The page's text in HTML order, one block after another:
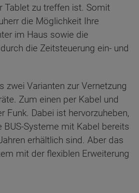
Tablet zu treffen ist. Somit
die Möglichkeit Ihre
im Haus sowie die
die Zeitsteuerung ein- und
zwei Varianten zur Vernetzung
Zum einen per Kabel und
Funk. Dabei ist hervorzuheben,
BUS-Systeme mit Kabel bereits
erhältlich sind. Aber das
mit der flexiblen Erweiterung